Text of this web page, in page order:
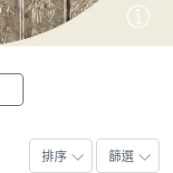
排序 篩選